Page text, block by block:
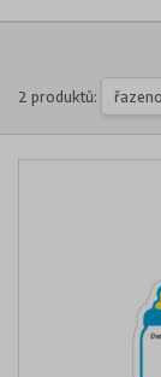
2 produktů: